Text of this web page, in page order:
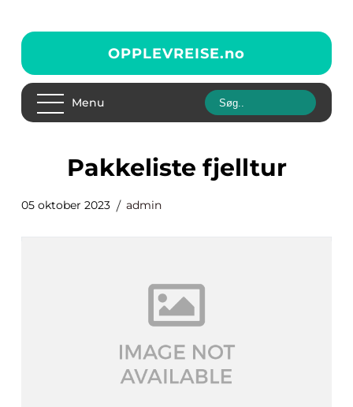
OPPLEVREISE.no
Menu
pakkeliste fjelltur
05 oktober 2023 admin